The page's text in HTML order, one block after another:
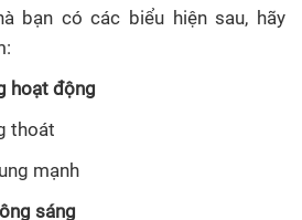
bạn có các biểu hiện sau, hãy
hoạt động
thoát
mạnh
sáng